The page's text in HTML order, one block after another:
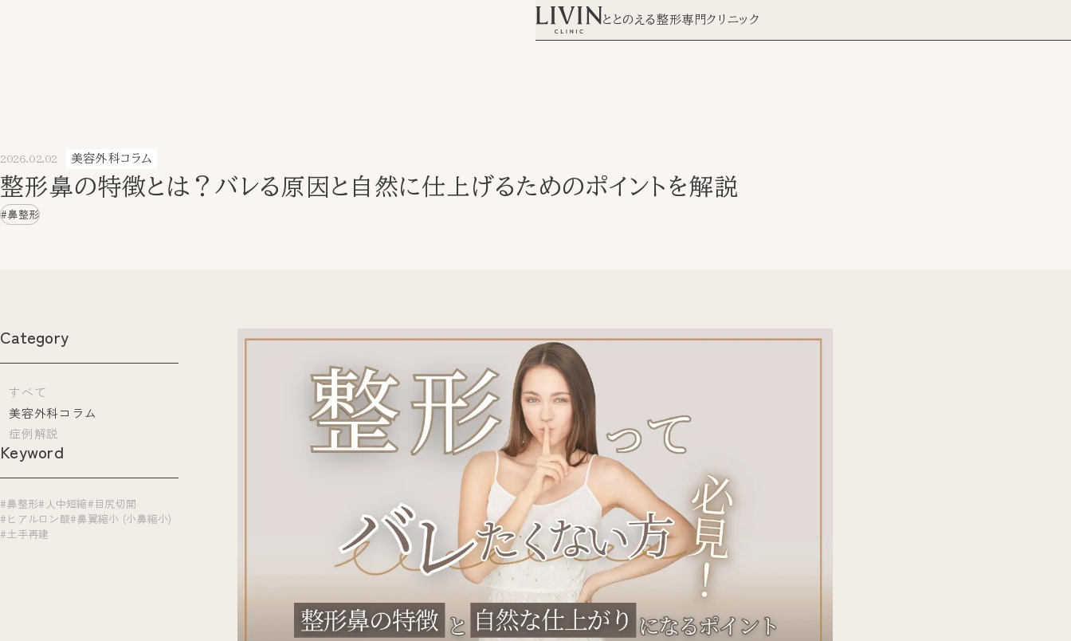
ととのえる整形専門クリニック
2026.02.02 美容外科コラム
整形鼻の特徴とは？バレる原因と自然に仕上げるためのポイントを解説
#鼻整形
Category
すべて
美容外科コラム
症例解説
Keyword
#鼻整形#人中短縮#目尻切開
#ヒアルロン酸#鼻翼縮小 (小鼻縮小)
#土手再建